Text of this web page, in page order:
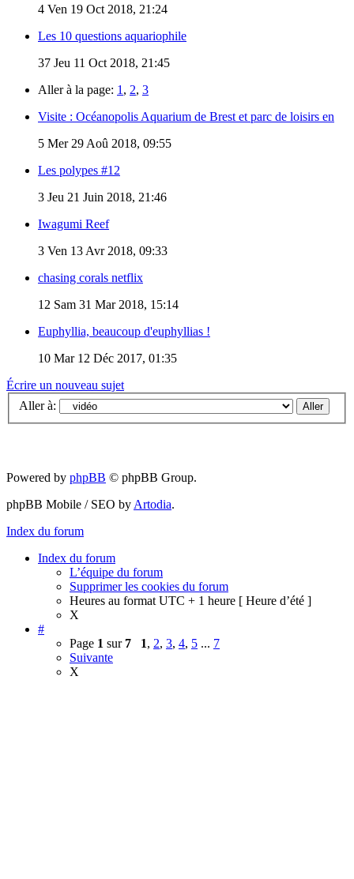
4 Ven 19 Oct 2018, 21:24
Les 10 questions aquariophile
37 Jeu 11 Oct 2018, 21:45
Aller à la page: 1 , 2, 3
Visite : Océanopolis Aquarium de Brest et parc de loisirs en
5 Mer 29 Aoû 2018, 09:55
Les polypes #12
3 Jeu 21 Juin 2018, 21:46
Iwagumi Reef
3 Ven 13 Avr 2018, 09:33
chasing corals netflix
12 Sam 31 Mar 2018, 15:14
Euphyllia, beaucoup d'euphyllias !
10 Mar 12 Déc 2017, 01:35
Écrire un nouveau sujet
Aller à:
Powered by phpBB © phpBB Group.
phpBB Mobile / SEO byArtodia.
Index du forum
Index du forum
L’équipe du forum
Supprimer les cookies du forum
Heures au format UTC + 1 heure [ Heure d’été ]
X
#
Page 1 sur 7 1, 2, 3, 4, 5 ... 7
Suivante
X